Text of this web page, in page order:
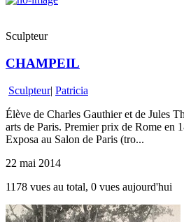
Sculpteur
CHAMPEIL
Sculpteur| Patricia
Élève de Charles Gauthier et de Jules
arts de Paris. Premier prix de Rome en
Exposa au Salon de Paris (tro...
22 mai 2014
1178 vues au total, 0 vues aujourd'hui